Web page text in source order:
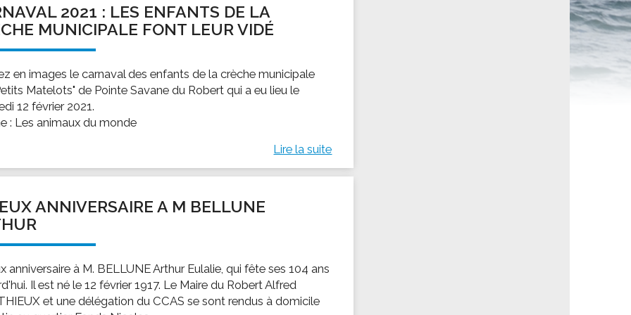
EMPLOI
Offres d'emploi
Le Centre Communal d'Action Social
Les aides sociales
Logement
Epicerie sociale et solidaire "Rayon de Soleil"
Bornes de collecte de l'ACISE
locale
et le lycée
scolaire
maternelles et primaire
maternelles
LE SERVICE CULTUREL
Les activités
Guide des activités sportives
2021 : LES ENFANTS DE LA
MUNICIPALE FONT LEUR VIDÉ
en images le carnaval des enfants de la crèche municipale
Matelots" de Pointe Savane du Robert qui a eu lieu le
12 février 2021.
: Les animaux du monde
Lire la suite
ANNIVERSAIRE A M BELLUNE
anniversaire à M. BELLUNE Arthur Eulalie, qui fête ses 104 ans
Il est né le 12 février 1917. Le Maire du Robert Alfred
et une délégation du CCAS se sont rendus à domicile